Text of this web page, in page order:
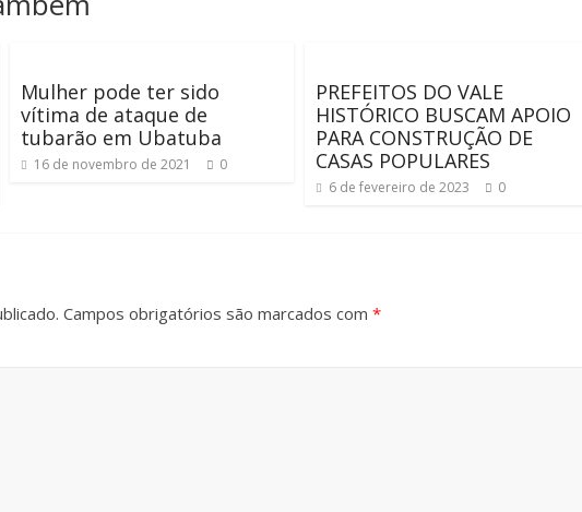
Mulher pode ter sido
vítima de ataque de
tubarão em Ubatuba
16 de novembro de 2021 0
PREFEITOS DO VALE
HISTÓRICO BUSCAM APOIO
PARA CONSTRUÇÃO DE
CASAS POPULARES
6 de fevereiro de 2023 0
Campos obrigatórios são marcados com *